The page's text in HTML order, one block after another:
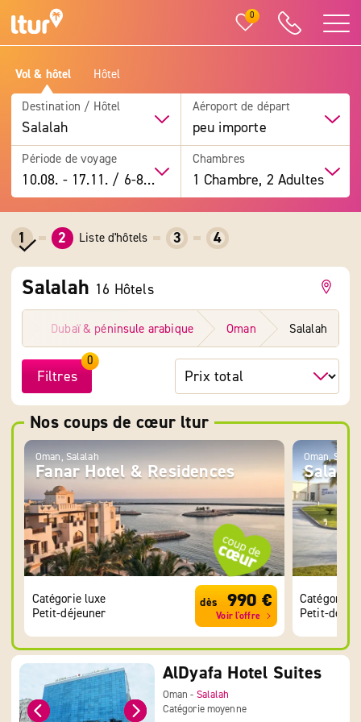
0
Vol & hôtel Hôtel
Destination / Hôtel
Salalah
Aéroport de départ
peu importe
Période de voyage
10.08. -17.11. / 6-8 jours
Chambres
1 Chambre, 2 Adultes
1 2 Liste d'hôtels 3 4
Salalah 16 Hôtels
Dubaï & péninsule arabique Oman Salalah
Filtres
0
Nos coups de cœur ltur
Oman, Salalah
Fanar Hotel & Residences
Catégorie luxe
Petit-déjeuner
dès 990 €
Voir l'offre
Oman,
Catégorie
Petit-
AlDyafa Hotel Suites
Oman - Salalah
Catégorie moyenne